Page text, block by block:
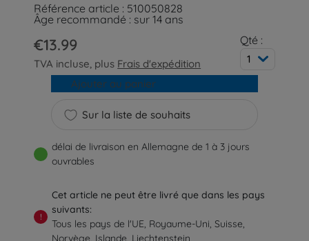
Référence article : 510050828
Âge recommandé : sur 14 ans
€13.99
TVA incluse, plus Frais d'expédition
Qté :
1
Sur la liste de souhaits
Ajouter au panier
délai de livraison en Allemagne de 1 à 3 jours
ouvrables
!
Cet article ne peut être livré que dans les pays
suivants:
Tous les pays de l'UE, Royaume-Uni, Suisse,
Norvège, Islande, Liechtenstein